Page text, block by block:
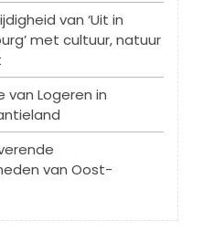
van ‘Uit in
met cultuur, natuur
van Logeren in
van Oost-